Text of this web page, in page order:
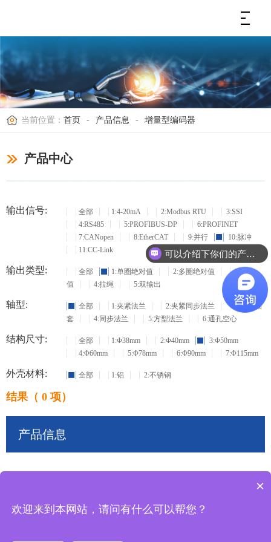
当前位置： 首页 - 产品信息 - 增量型编码器
产品中心
输出信号: 全部 1:4-20mA 2:Modbus RTU
3:SSI
4:RS485
5:PROFIBUS-DP
6:PROFINET
7:CANopen
8:EtherCAT 9:并行
10:脉冲
11:CC-Link
输出类型: 全部 1:单圈绝对值 2:多圈绝对值
3:增量
值
4:拉绳 5:双输出
轴型: 全部 1:夹紧法兰 2:夹紧同步法兰
3:盲孔轴
套
4:同步法兰 5:方型法兰 6:通孔空心
结构尺寸: 全部 1:Φ38mm 2:Φ40mm
3:Φ50mm
4:Φ60mm
5:Φ78mm 6:Φ90mm 7:Φ115mm
外壳材料: 全部 1:铝 2:不锈钢
结果（ 0 项）
产品信息
可以介绍下你们的产品么？
×
欢迎来到本网站，请问有什么可以帮您？